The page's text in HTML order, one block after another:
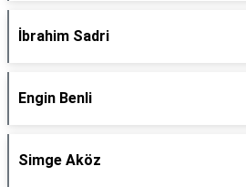
İbrahim Sadri
Engin Benli
Simge Aköz